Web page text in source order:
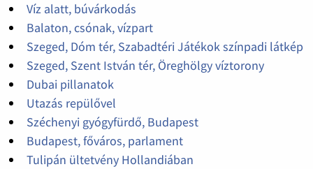
Víz alatt, búvárkodás
Balaton, csónak, vízpart
Szeged, Dóm tér, Szabadtéri Játékok színpadi látkép
Szeged, Szent István tér, Öreghölgy víztorony
Dubai pillanatok
Utazás repülővel
Széchenyi gyógyfürdő, Budapest
Budapest, főváros, parlament
Tulipán ültetvény Hollandiában